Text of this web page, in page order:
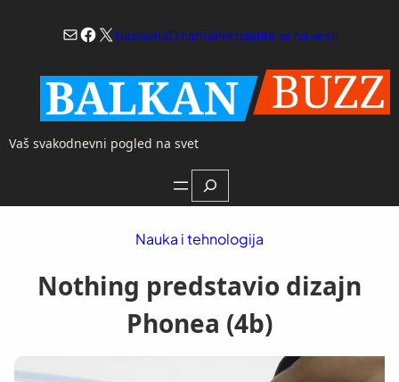
Mail
Facebook
X NaslovnaO namaPretplatite se na vesti
Vaš svakodnevni pogled na svet
Search
Nauka i tehnologija
Nothing predstavio dizajn
Phonea (4b)